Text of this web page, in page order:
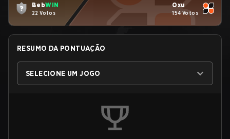
BebWIN
22 Votos
Oxu
154 Votos
RESUMO DA PONTUAÇÃO
SELECIONE UM JOGO